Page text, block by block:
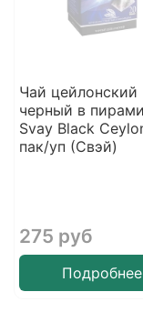
Чай цейлонский
черный в
Svay Black
пак/уп (Свэй)
275 руб
Подробнее